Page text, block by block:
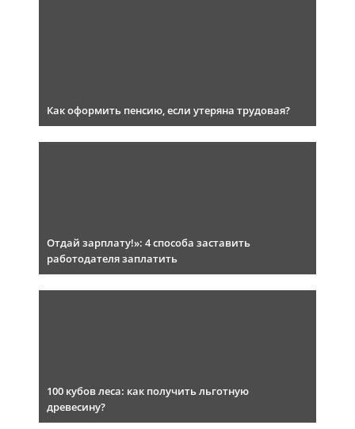
Как оформить пенсию, если утеряна трудовая?
Отдай зарплату!»: 4 способа заставить
работодателя заплатить
100 кубов леса: как получить льготную
древесину?